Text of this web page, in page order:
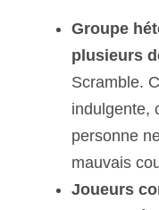
Groupe
plusieurs
Scramble.
indulgente,
personne
mauvais
Joueurs